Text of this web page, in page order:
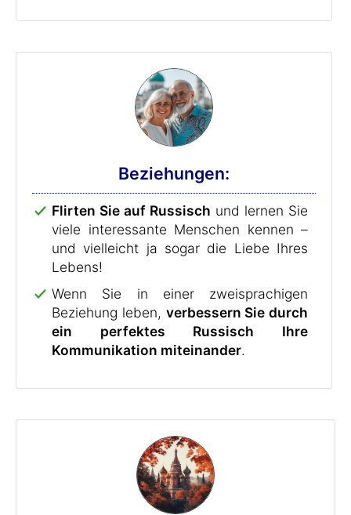
Beziehungen:
Flirten Sie auf Russisch und lernen Sie
viele interessante Menschen kennen –
und vielleicht ja sogar die Liebe Ihres
Lebens!
Wenn Sie in einer zweisprachigen
Beziehung leben, verbessern Sie durch
ein perfektes Russisch Ihre
Kommunikation miteinander.